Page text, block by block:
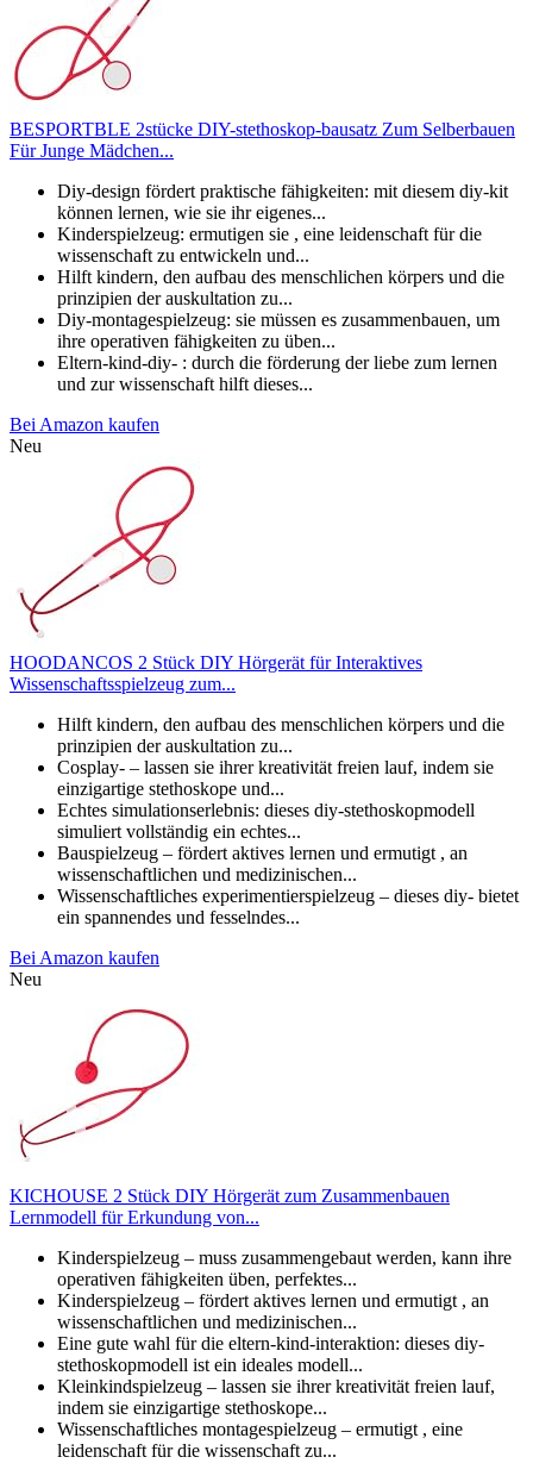
BESPORTBLE 2stücke DIY-stethoskop-bausatz Zum Selberbauen
Für Junge Mädchen...
Diy-design fördert praktische fähigkeiten: mit diesem diy-kit
können lernen, wie sie ihr eigenes...
Kinderspielzeug: ermutigen sie , eine leidenschaft für die
wissenschaft zu entwickeln und...
Hilft kindern, den aufbau des menschlichen körpers und die
prinzipien der auskultation zu...
Diy-montagespielzeug: sie müssen es zusammenbauen, um
ihre operativen fähigkeiten zu üben...
Eltern-kind-diy- : durch die förderung der liebe zum lernen
und zur wissenschaft hilft dieses...
Bei Amazon kaufen
Neu
HOODANCOS 2 Stück DIY Hörgerät für Interaktives
Wissenschaftsspielzeug zum...
Hilft kindern, den aufbau des menschlichen körpers und die
prinzipien der auskultation zu...
Cosplay- – lassen sie ihrer kreativität freien lauf, indem sie
einzigartige stethoskope und...
Echtes simulationserlebnis: dieses diy-stethoskopmodell
simuliert vollständig ein echtes...
Bauspielzeug – fördert aktives lernen und ermutigt , an
wissenschaftlichen und medizinischen...
Wissenschaftliches experimentierspielzeug – dieses diy- bietet
ein spannendes und fesselndes...
Bei Amazon kaufen
Neu
KICHOUSE 2 Stück DIY Hörgerät zum Zusammenbauen
Lernmodell für Erkundung von...
Kinderspielzeug – muss zusammengebaut werden, kann ihre
operativen fähigkeiten üben, perfektes...
Kinderspielzeug – fördert aktives lernen und ermutigt , an
wissenschaftlichen und medizinischen...
Eine gute wahl für die eltern-kind-interaktion: dieses diy-
stethoskopmodell ist ein ideales modell...
Kleinkindspielzeug – lassen sie ihrer kreativität freien lauf,
indem sie einzigartige stethoskope...
Wissenschaftliches montagespielzeug – ermutigt , eine
leidenschaft für die wissenschaft zu...